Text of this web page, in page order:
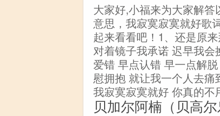
大家好,小福来为大家解
意思，我寂寞寂寞就好歌
起来看看吧！1、还是原
对着镜子我承诺 迟早我
爱错 早点认错 早一点解
慰拥抱 就让我一个人去
我寂寞寂寞就好 你真的
贝加尔阿楠（贝高